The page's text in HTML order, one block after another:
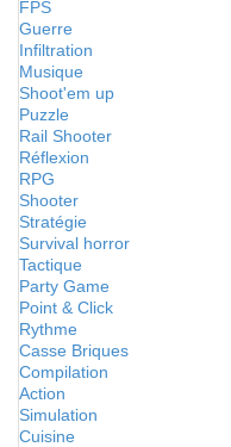
FPS
Guerre
Infiltration
Musique
Shoot'em up
Puzzle
Rail Shooter
Réflexion
RPG
Shooter
Stratégie
Survival horror
Tactique
Party Game
Point & Click
Rythme
Casse Briques
Compilation
Action
Simulation
Cuisine